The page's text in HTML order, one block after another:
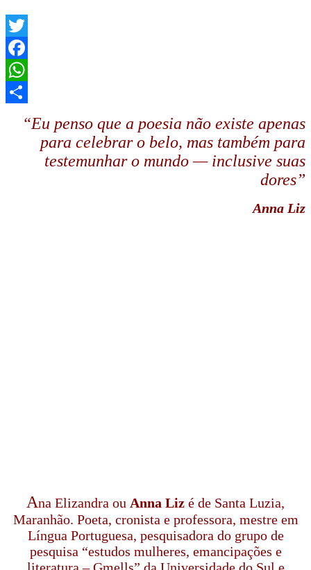
Twitter
Facebook
WhatsApp
“Eu penso que a poesia não existe apenas
para celebrar o belo, mas também para
testemunhar o mundo — inclusive suas
dores”
Anna Liz
Ana Elizandra ou Anna Liz é de Santa Luzia,
Maranhão. Poeta, cronista e professora, mestre em
Língua Portuguesa, pesquisadora do grupo de
pesquisa “estudos mulheres, emancipações e